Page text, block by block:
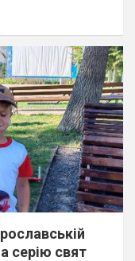
серію свят